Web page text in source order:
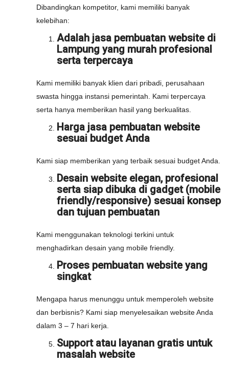
Dibandingkan kompetitor, kami memiliki banyak
kelebihan:
Adalah jasa pembuatan website di
Lampung yang murah profesional
serta terpercaya
Kami memiliki banyak klien dari pribadi, perusahaan
swasta hingga instansi pemerintah. Kami terpercaya
serta hanya memberikan hasil yang berkualitas.
Harga jasa pembuatan website
sesuai budget Anda
Kami siap memberikan yang terbaik sesuai budget Anda.
Desain website elegan, profesional
serta siap dibuka di gadget (mobile
friendly/responsive) sesuai konsep
dan tujuan pembuatan
Kami menggunakan teknologi terkini untuk
menghadirkan desain yang mobile friendly.
Proses pembuatan website yang
singkat
Mengapa harus menunggu untuk memperoleh website
dan berbisnis? Kami siap menyelesaikan website Anda
dalam 3 – 7 hari kerja.
Support atau layanan gratis untuk
masalah website